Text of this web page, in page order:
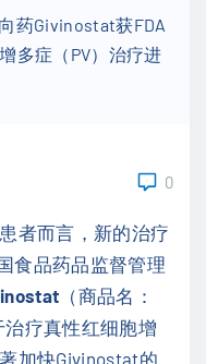
药Givinostat获FDA
多症（PV）治疗进
0
者而言，新的治疗
食品药品监督管理
（商品名：
疗真性红细胞增
加快Givinostat的